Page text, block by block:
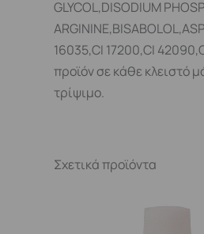
GLYCOL,DISODIUM
16035,CI 17200,CI
προϊόν σε κάθε κλειστό
τρίψιμο.
Σχετικά προϊόντα